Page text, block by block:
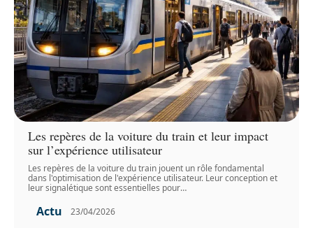
Les repères de la voiture du train et leur impact
sur l’expérience utilisateur
Les repères de la voiture du train jouent un rôle fondamental
dans l'optimisation de l'expérience utilisateur. Leur conception et
leur signalétique sont essentielles pour…
Actu 23/04/2026